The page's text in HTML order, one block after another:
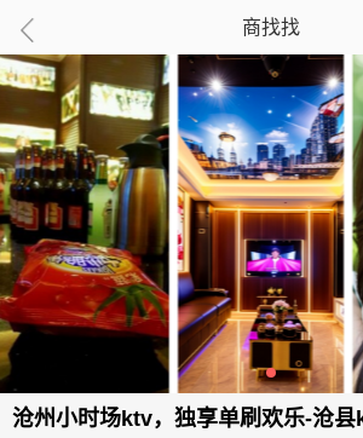
商找找
沧州小时场ktv，独享单刷欢乐-沧